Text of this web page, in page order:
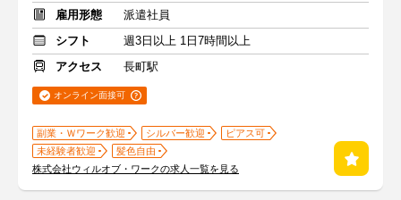
雇用形態
派遣社員
シフト
週3日以上 1日7時間以上
アクセス
長町駅
オンライン面接可
副業・Ｗワーク歓迎 シルバー歓迎
ピアス可
未経験者歓迎
髪色自由
株式会社ウィルオブ・ワークの求人一覧を見る